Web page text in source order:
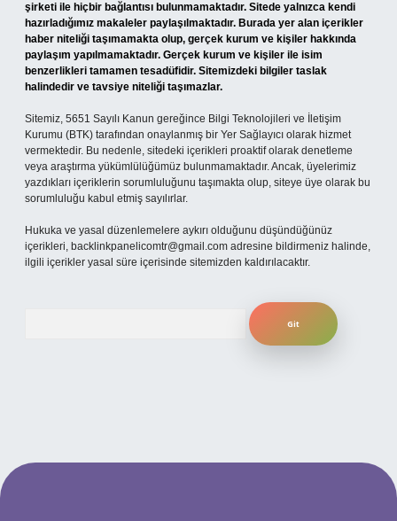
şirketi ile hiçbir bağlantısı bulunmamaktadır. Sitede yalnızca kendi
hazırladığımız makaleler paylaşılmaktadır. Burada yer alan içerikler
haber niteliği taşımamakta olup, gerçek kurum ve kişiler hakkında
paylaşım yapılmamaktadır. Gerçek kurum ve kişiler ile isim
benzerlikleri tamamen tesadüfidir. Sitemizdeki bilgiler taslak
halindedir ve tavsiye niteliği taşımazlar.
Sitemiz, 5651 Sayılı Kanun gereğince Bilgi Teknolojileri ve İletişim
Kurumu (BTK) tarafından onaylanmış bir Yer Sağlayıcı olarak hizmet
vermektedir. Bu nedenle, sitedeki içerikleri proaktif olarak denetleme
veya araştırma yükümlülüğümüz bulunmamaktadır. Ancak, üyelerimiz
yazdıkları içeriklerin sorumluluğunu taşımakta olup, siteye üye olarak bu
sorumluluğu kabul etmiş sayılırlar.
Hukuka ve yasal düzenlemelere aykırı olduğunu düşündüğünüz
içerikleri, backlinkpanelicomtr@gmail.com adresine bildirmeniz halinde,
ilgili içerikler yasal süre içerisinde sitemizden kaldırılacaktır.
bahis